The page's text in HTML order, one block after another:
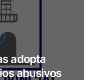
adopta
abusivos